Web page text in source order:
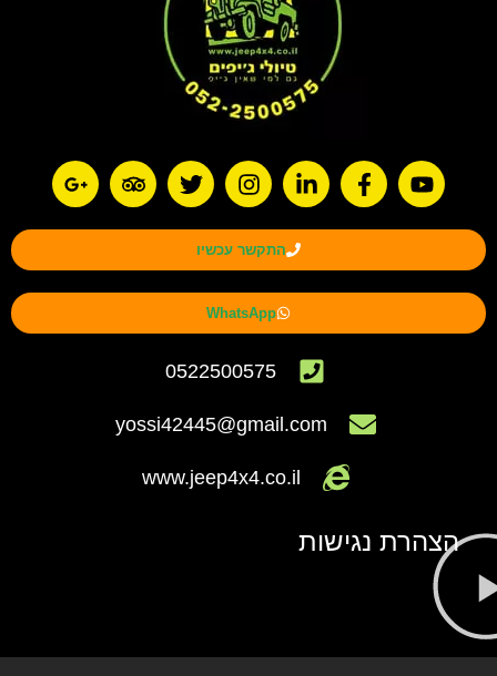
התקשר עכשיו
WhatsApp
0522500575
yossi42445@gmail.com
www.jeep4x4.co.il
הצהרת נגישות